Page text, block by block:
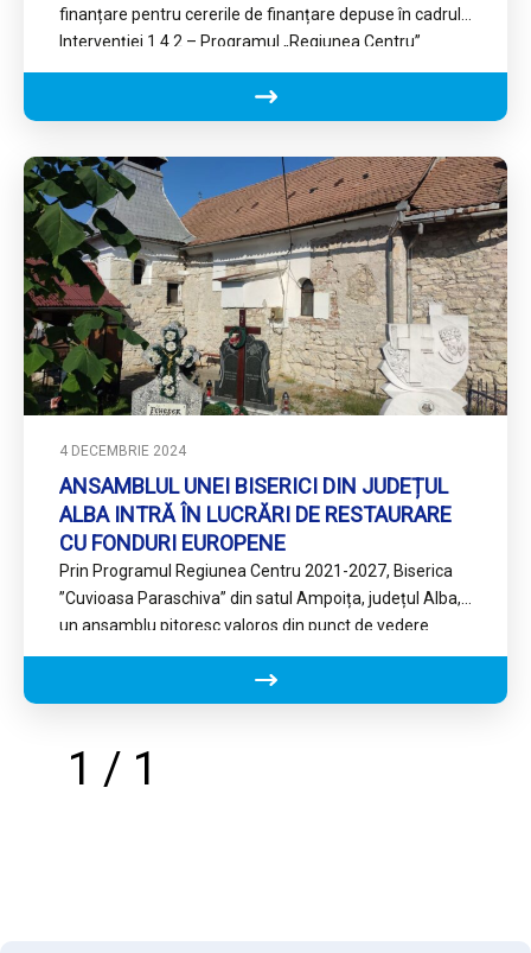
finanțare pentru cererile de finanțare depuse în cadrul
Intervenției 1.4.2 – Programul „Regiunea Centru”
4 DECEMBRIE 2024
ANSAMBLUL UNEI BISERICI DIN JUDEȚUL
ALBA INTRĂ ÎN LUCRĂRI DE RESTAURARE
CU FONDURI EUROPENE
Prin Programul Regiunea Centru 2021-2027, Biserica
”Cuvioasa Paraschiva” din satul Ampoița, județul Alba,
un ansamblu pitoresc valoros din punct de vedere
istoric și arhitectural, intră…
1 / 1